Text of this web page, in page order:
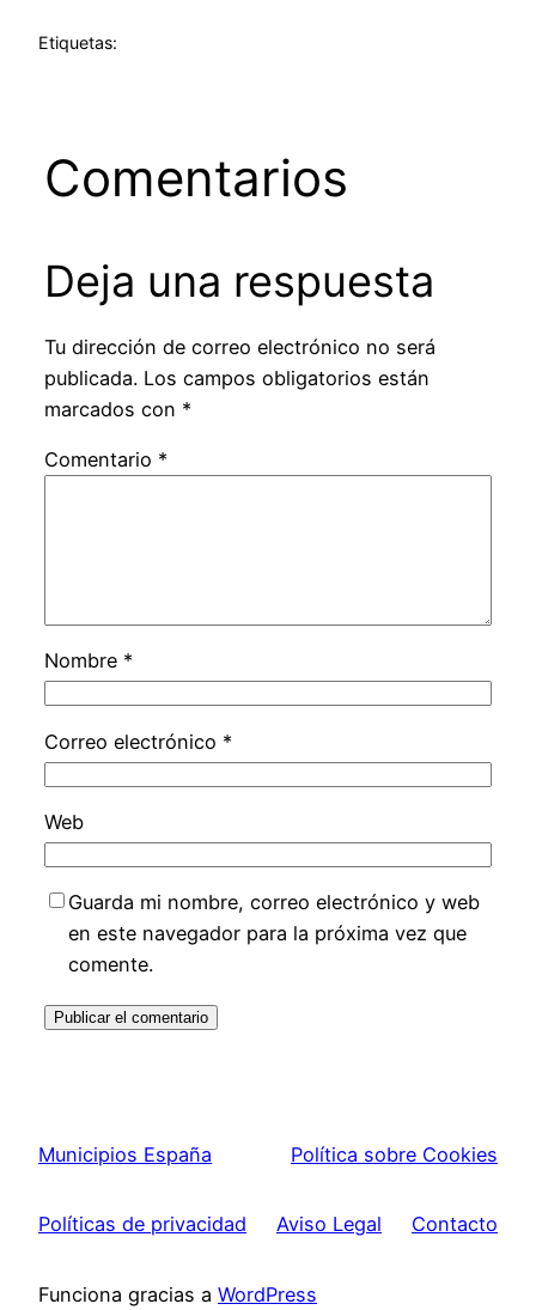
Etiquetas:
Comentarios
Deja una respuesta
Tu dirección de correo electrónico no será
publicada. Los campos obligatorios están
marcados con *
Comentario *
Nombre *
Correo electrónico *
Web
Guarda mi nombre, correo electrónico y web
en este navegador para la próxima vez que
comente.
Municipios España Política sobre Cookies
Políticas de privacidad Aviso Legal Contacto
Funciona gracias a WordPress